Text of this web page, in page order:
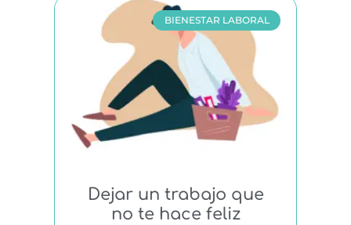
BIENESTAR LABORAL
Dejar un trabajo que
no te hace feliz